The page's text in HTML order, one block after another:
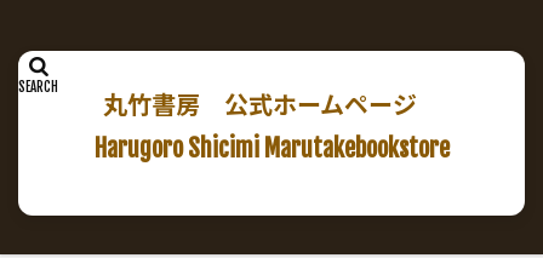
丸竹書房 公式ホームページ
Harugoro Shicimi Marutakebookstore